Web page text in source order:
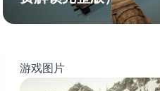
游戏图片